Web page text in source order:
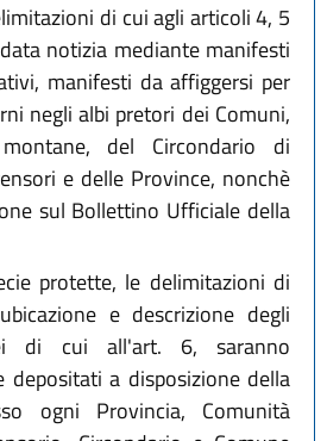
di cui agli articoli 4, 5
notizia mediante manifesti
manifesti da affiggersi per
negli albi pretori dei Comuni,
del Circondario di
e delle Province, nonchè
sul Bollettino Ufficiale della
protette, le delimitazioni di
e descrizione degli
di cui all'art. 6, saranno
depositati a disposizione della
ogni Provincia, Comunità